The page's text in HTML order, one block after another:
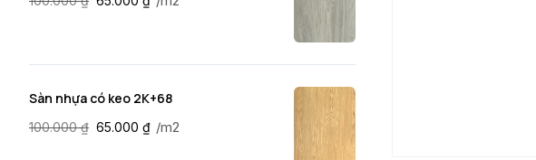
Sàn nhựa có keo 2K+68
100.000₫ 65.000 ₫ /m2